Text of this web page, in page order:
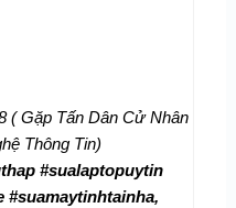
( Gặp Tấn Dân Cử Nhân
Thông Tin)
#sualaptopuytin
#suamaytinhtainha,